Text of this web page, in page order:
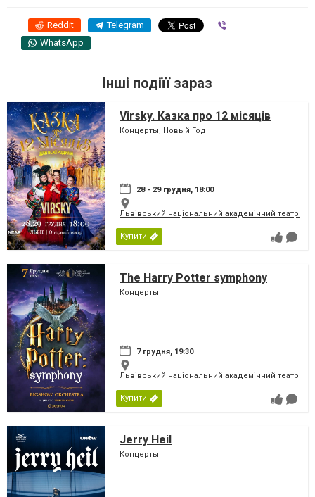
Reddit Telegram
WhatsApp
Інші подіїї зараз
Virsky. Казка про 12 місяців
Концерты, Новый Год
28 - 29 грудня, 18:00
Львівський національний академічний театр
Купити
The Harry Potter symphony
Концерты
7 грудня, 19:30
Львівський національний академічний театр
Купити
Jerry Heil
Концерты